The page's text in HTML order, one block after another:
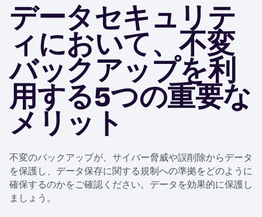
データセキュリテ
ィにおいて、不変
バックアップを利
用する5つの重要な
メリット
不変のバックアップが、サイバー脅威や誤削除からデータ
を保護し、データ保存に関する規制への準拠をどのように
確保するのかをご確認ください。データを効果的に保護し
ましょう。